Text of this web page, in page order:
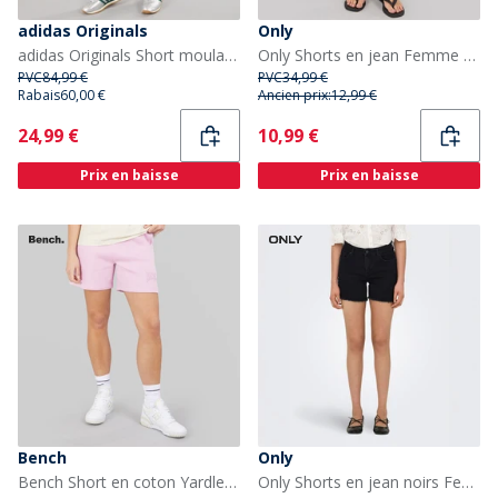
adidas Originals
adidas Originals Short moulant EQT Femme Equipment Green
PVC84,99 €
Rabais60,00 €
Current
24,99 €
Prix en baisse
Only
Only Shorts en jean Femme Denim Bleu moyen
PVC34,99 €
Ancien prix:12,99 €
Current
10,99 €
Prix en baisse
Bench
Bench Short en coton Yardley rose bonbon femme
Only
Only Shorts en jean noirs Femme